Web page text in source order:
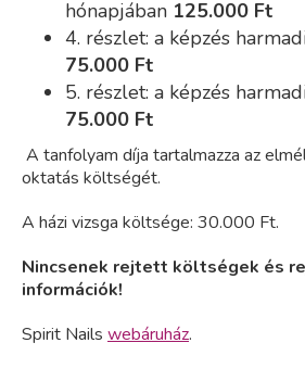
hónapjában 125.000 Ft
4. részlet: a képzés
75.000 Ft
5. részlet: a képzés
75.000 Ft
A tanfolyam díja tartalmazza az
oktatás költségét.
A házi vizsga költsége: 30.000 Ft.
Nincsenek rejtett költségek és
információk!
Spirit Nails webáruház.